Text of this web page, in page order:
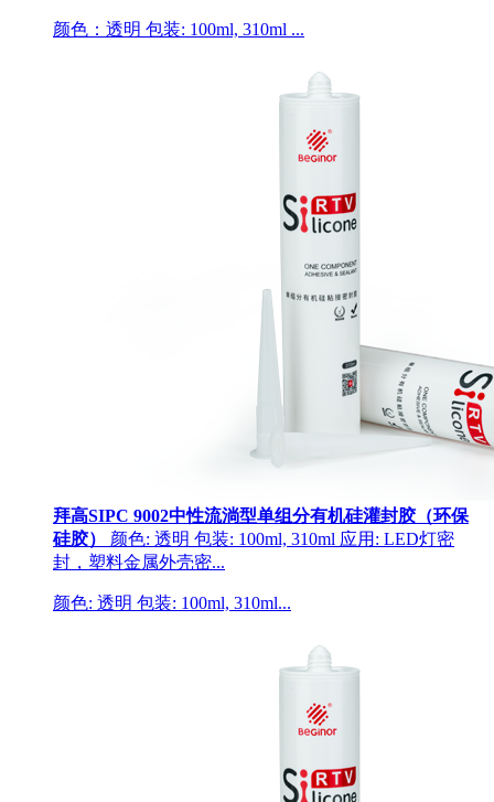
颜色：透明 包装: 100ml, 310ml ...
拜高SIPC 9002中性流淌型单组分有机硅灌封胶（环保
硅胶）
颜色: 透明 包装: 100ml, 310ml 应用: LED灯密
封，塑料金属外壳密...
颜色: 透明 包装: 100ml, 310ml...